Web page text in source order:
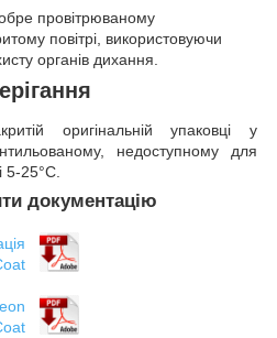
провітрюваному
повітрі, використовуючи
органів дихання.
оригінальній упаковці у
недоступному для
5-25°C.
документацію